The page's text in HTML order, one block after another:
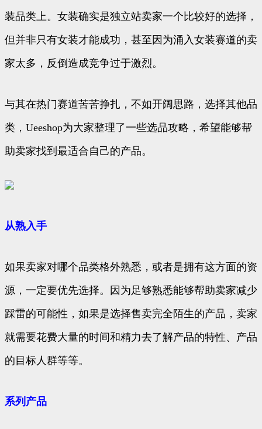
装品类上。女装确实是独立站卖家一个比较好的选择，
但并非只有女装才能成功，甚至因为涌入女装赛道的卖
家太多，反倒造成竞争过于激烈。
与其在热门赛道苦苦挣扎，不如开阔思路，选择其他品
类，Ueeshop为大家整理了一些选品攻略，希望能够帮
助卖家找到最适合自己的产品。
从熟入手
如果卖家对哪个品类格外熟悉，或者是拥有这方面的资
源，一定要优先选择。因为足够熟悉能够帮助卖家减少
踩雷的可能性，如果是选择售卖完全陌生的产品，卖家
就需要花费大量的时间和精力去了解产品的特性、产品
的目标人群等等。
系列产品